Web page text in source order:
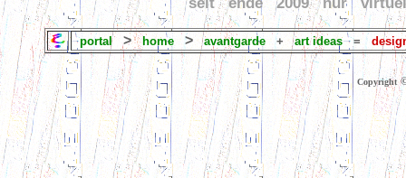
portal > home > avantgarde + art ideas =
Copyright